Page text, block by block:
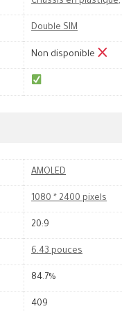
Double SIM
Non disponible
AMOLED
1080 * 2400 pixels
20:9
6.43 pouces
84.7%
409